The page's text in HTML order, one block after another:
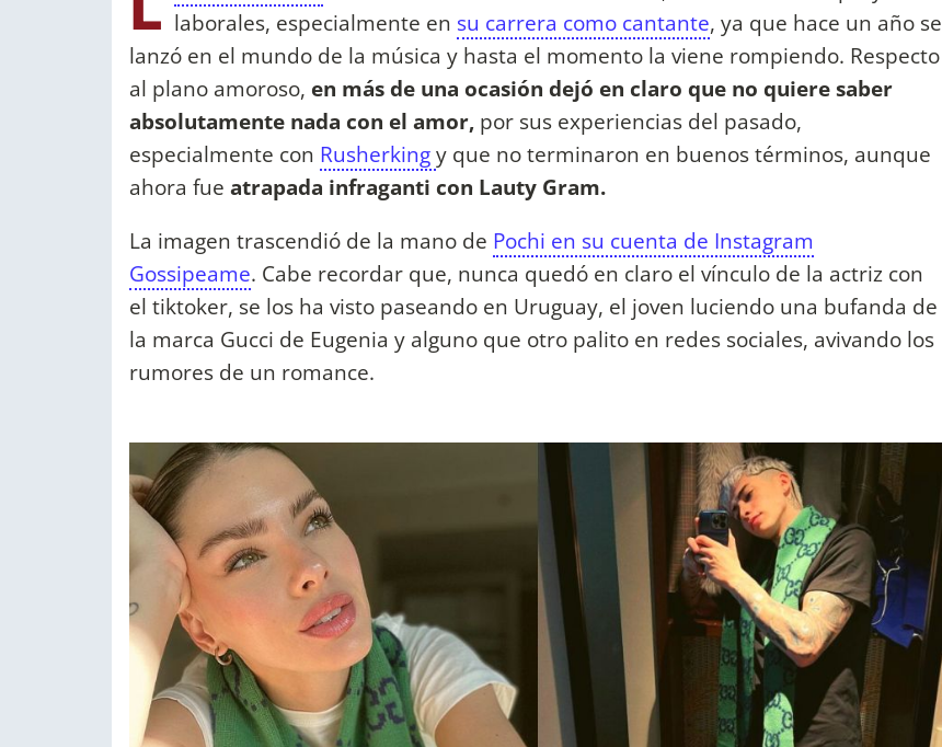
laborales, especialmente en su carrera como cantante, ya que hace un año se
lanzó en el mundo de la música y hasta el momento la viene rompiendo. Respecto
al plano amoroso, en más de una ocasión dejó en claro que no quiere saber
absolutamente nada con el amor, por sus experiencias del pasado,
especialmente con Rusherkingy que no terminaron en buenos términos, aunque
ahora fue atrapada infraganti con Lauty Gram.
La imagen trascendió de la mano de Pochi en su cuenta de Instagram
Gossipeame. Cabe recordar que, nunca quedó en claro el vínculo de la actriz con
el tiktoker, se los ha visto paseando en Uruguay, el joven luciendo una bufanda de
la marca Gucci de Eugenia y alguno que otro palito en redes sociales, avivando los
rumores de un romance.